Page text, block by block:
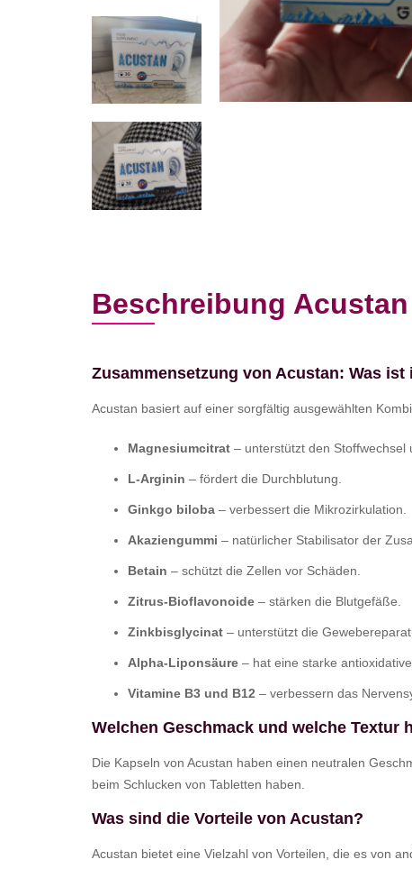
Beschreibung Acustan
Zusammensetzung von Acustan: Was
Acustan basiert auf einer sorgfältig ausgewählten
Magnesiumcitrat – unterstützt den Stoffwechsel
L-Arginin – fördert die Durchblutung.
Ginkgo biloba – verbessert die Mikrozirkulation.
Akaziengummi – natürlicher Stabilisator der
Betain – schützt die Zellen vor Schäden.
Zitrus-Bioflavonoide – stärken die Blutgefäße.
Zinkbisglycinat – unterstützt die
Alpha-Liponsäure – hat eine starke
Vitamine B3 und B12 – verbessern das
Welchen Geschmack und welche Textur
Die Kapseln von Acustan haben einen neutralen
beim Schlucken von Tabletten haben.
Was sind die Vorteile von Acustan?
Acustan bietet eine Vielzahl von Vorteilen, die es von